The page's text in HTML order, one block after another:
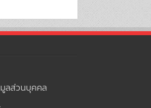
ลส่วนบุคคล